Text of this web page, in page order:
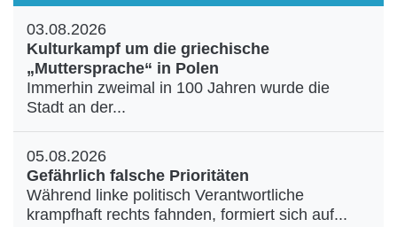
03.08.2026
Kulturkampf um die griechische
„Muttersprache“ in Polen
Immerhin zweimal in 100 Jahren wurde die
Stadt an der...
05.08.2026
Gefährlich falsche Prioritäten
Während linke politisch Verantwortliche
krampfhaft rechts fahnden, formiert sich auf...